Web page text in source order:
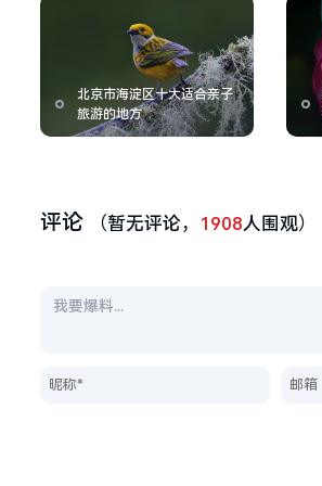
北京市海淀区十大适合亲子
旅游的地方
评论 （暂无评论， 1908人围观）